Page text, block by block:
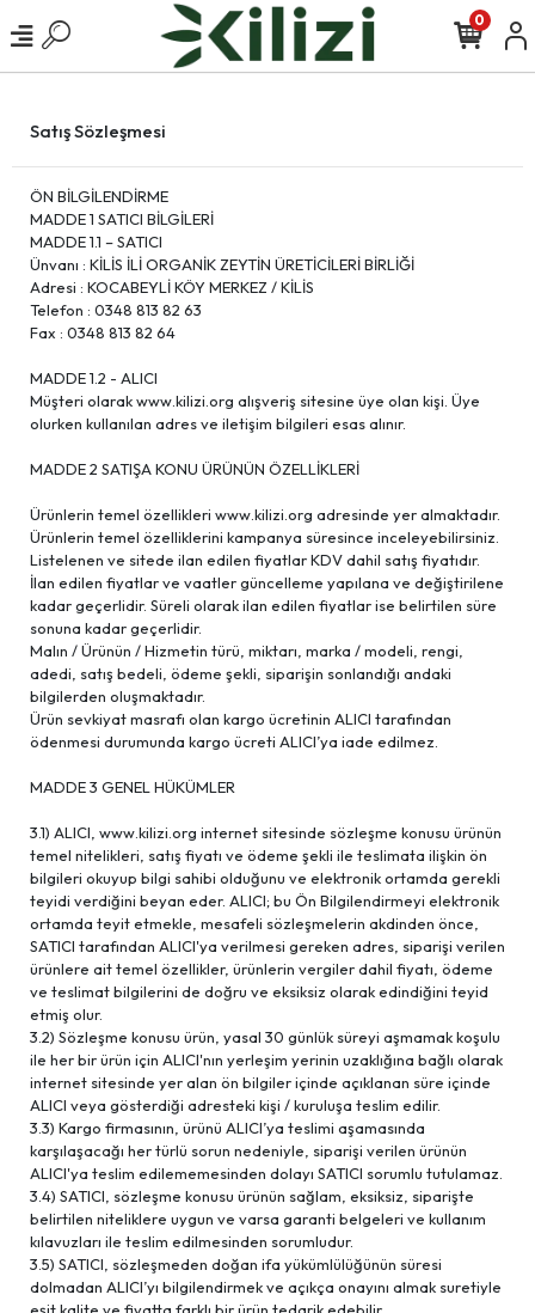
0
Satış Sözleşmesi
ÖN BİLGİLENDİRME
MADDE 1 SATICI BİLGİLERİ
MADDE 1.1 – SATICI
Ünvanı : KİLİS İLİ ORGANİK ZEYTİN ÜRETİCİLERİ BİRLİĞİ
Adresi : KOCABEYLİ KÖY MERKEZ / KİLİS
Telefon : 0348 813 82 63
Fax : 0348 813 82 64
MADDE 1.2 - ALICI
Müşteri olarak www.kilizi.org alışveriş sitesine üye olan kişi. Üye
olurken kullanılan adres ve iletişim bilgileri esas alınır.
MADDE 2 SATIŞA KONU ÜRÜNÜN ÖZELLİKLERİ
Ürünlerin temel özellikleri www.kilizi.org adresinde yer almaktadır.
Ürünlerin temel özelliklerini kampanya süresince inceleyebilirsiniz.
Listelenen ve sitede ilan edilen fiyatlar KDV dahil satış fiyatıdır.
İlan edilen fiyatlar ve vaatler güncelleme yapılana ve değiştirilene
kadar geçerlidir. Süreli olarak ilan edilen fiyatlar ise belirtilen süre
sonuna kadar geçerlidir.
Malın / Ürünün / Hizmetin türü, miktarı, marka / modeli, rengi,
adedi, satış bedeli, ödeme şekli, siparişin sonlandığı andaki
bilgilerden oluşmaktadır.
Ürün sevkiyat masrafı olan kargo ücretinin ALICI tarafından
ödenmesi durumunda kargo ücreti ALICI’ya iade edilmez.
MADDE 3 GENEL HÜKÜMLER
3.1) ALICI, www.kilizi.org internet sitesinde sözleşme konusu ürünün
temel nitelikleri, satış fiyatı ve ödeme şekli ile teslimata ilişkin ön
bilgileri okuyup bilgi sahibi olduğunu ve elektronik ortamda gerekli
teyidi verdiğini beyan eder. ALICI; bu Ön Bilgilendirmeyi elektronik
ortamda teyit etmekle, mesafeli sözleşmelerin akdinden önce,
SATICI tarafından ALICI'ya verilmesi gereken adres, siparişi verilen
ürünlere ait temel özellikler, ürünlerin vergiler dahil fiyatı, ödeme
ve teslimat bilgilerini de doğru ve eksiksiz olarak edindiğini teyid
etmiş olur.
3.2) Sözleşme konusu ürün, yasal 30 günlük süreyi aşmamak koşulu
ile her bir ürün için ALICI'nın yerleşim yerinin uzaklığına bağlı olarak
internet sitesinde yer alan ön bilgiler içinde açıklanan süre içinde
ALICI veya gösterdiği adresteki kişi / kuruluşa teslim edilir.
3.3) Kargo firmasının, ürünü ALICI’ya teslimi aşamasında
karşılaşacağı her türlü sorun nedeniyle, siparişi verilen ürünün
ALICI'ya teslim edilememesinden dolayı SATICI sorumlu tutulamaz.
3.4) SATICI, sözleşme konusu ürünün sağlam, eksiksiz, siparişte
belirtilen niteliklere uygun ve varsa garanti belgeleri ve kullanım
kılavuzları ile teslim edilmesinden sorumludur.
3.5) SATICI, sözleşmeden doğan ifa yükümlülüğünün süresi
dolmadan ALICI’yı bilgilendirmek ve açıkça onayını almak suretiyle